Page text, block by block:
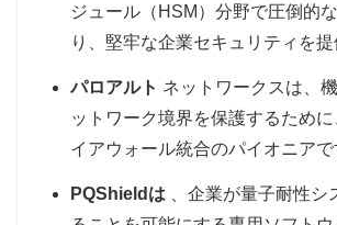
ジュール（HSM）分野で圧倒的
り、堅牢な企業セキュリティを提
パロアルト ネットワークスは、
ットワーク境界を保護するため
イアウォール統合のパイオニアで
PQShieldは
、企業が量子耐性